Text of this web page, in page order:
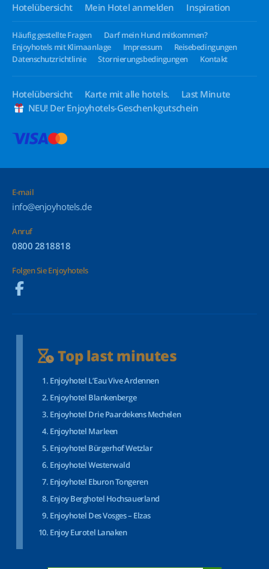
Hotelübersicht Mein Hotel anmelden Inspiration
Häufig gestellte Fragen
Darf mein Hund mitkommen?
Enjoyhotels mit Klimaanlage
Impressum
Reisebedingungen
Datenschutzrichtlinie
Stornierungsbedingungen Kontakt
Hotelübersicht Karte mit alle hotels.
Last Minute
NEU! Der Enjoyhotels-Geschenkgutschein
E-mail
info@enjoyhotels.de
Anruf
0800 2818818
Folgen Sie Enjoyhotels
Top last minutes
Enjoyhotel L’Eau Vive Ardennen
Enjoyhotel Blankenberge
Enjoyhotel Drie Paardekens Mechelen
Enjoyhotel Marleen
Enjoyhotel Bürgerhof Wetzlar
Enjoyhotel Westerwald
Enjoyhotel Eburon Tongeren
Enjoy Berghotel Hochsauerland
Enjoyhotel Des Vosges – Elzas
Enjoy Eurotel Lanaken